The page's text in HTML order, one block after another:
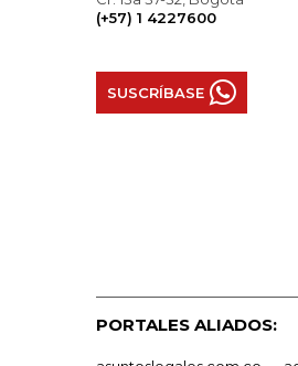
(+57) 1 4227600
SUSCRÍBASE
PORTALES ALIADOS: